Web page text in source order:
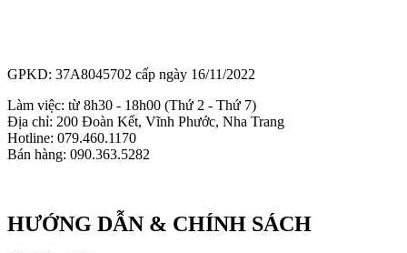
GPKD: 37A8045702 cấp ngày 16/11/2022
Làm việc: từ 8h30 - 18h00 (Thứ 2 - Thứ 7)
Địa chỉ: 200 Đoàn Kết, Vĩnh Phước, Nha Trang
Hotline: 079.460.1170
Bán hàng: 090.363.5282
HƯỚNG DẪN & CHÍNH SÁCH